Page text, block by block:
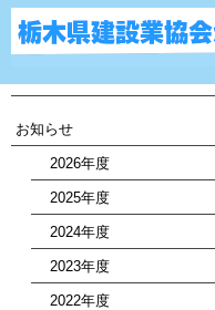
お知らせ
2026年度
2025年度
2024年度
2023年度
2022年度